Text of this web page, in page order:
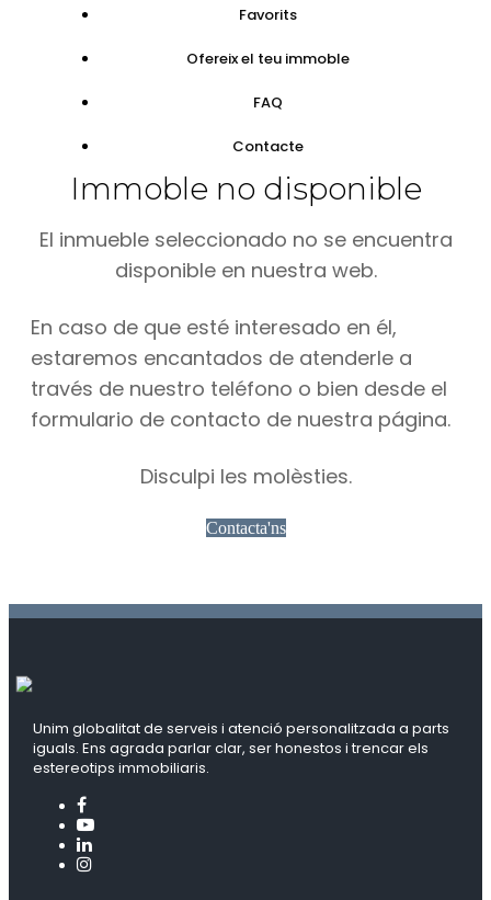
Favorits
Ofereix el teu immoble
FAQ
Contacte
Immoble no disponible
El inmueble seleccionado no se encuentra
disponible en nuestra web.
En caso de que esté interesado en él,
estaremos encantados de atenderle a
través de nuestro teléfono o bien desde el
formulario de contacto de nuestra página.
Disculpi les molèsties.
Contacta'ns
Unim globalitat de serveis i atenció personalitzada a parts
iguals. Ens agrada parlar clar, ser honestos i trencar els
estereotips immobiliaris.